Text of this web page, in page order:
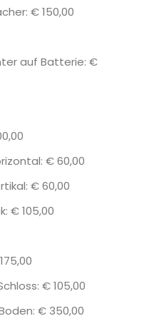
€ 150,00
auf Batterie: €
€ 60,00
€ 60,00
€ 105,00
€ 105,00
€ 350,00